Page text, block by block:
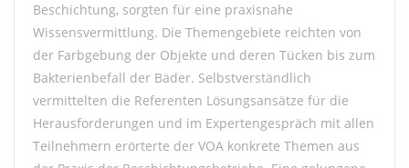
Beschichtung, sorgten für eine praxisnahe
Wissensvermittlung. Die Themengebiete reichten von
der Farbgebung der Objekte und deren Tücken bis zum
Bakterienbefall der Bäder. Selbstverständlich
vermittelten die Referenten Lösungsansätze für die
Herausforderungen und im Expertengespräch mit allen
Teilnehmern erörterte der VOA konkrete Themen aus